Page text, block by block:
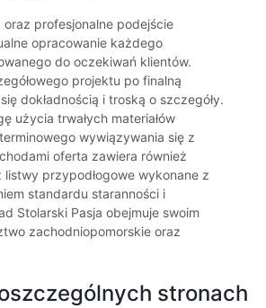
profesjonalne podejście
opracowanie każdego
do oczekiwań klientów.
projektu po finalną
dokładnością i troską o szczegóły.
użycia trwałych materiałów
wywiązywania się z
oferta zawiera również
przypodłogowe wykonane z
standardu staranności i
Stolarski Pasja obejmuje swoim
zachodniopomorskie oraz
stronach